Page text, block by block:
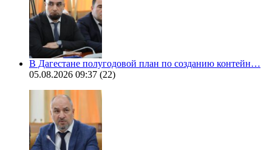
В Дагестане полугодовой план по созданию контейн…
05.08.2026 09:37 (22)